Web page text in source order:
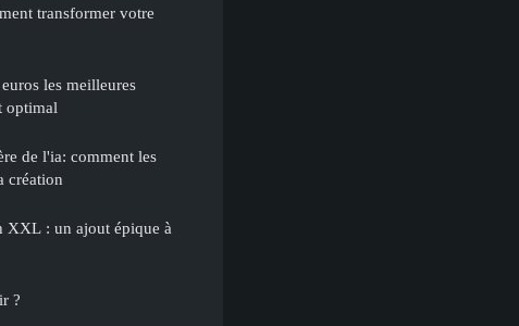
transformer votre
les meilleures
optimal
de l'ia: comment les
création
XXL : un ajout épique à
?